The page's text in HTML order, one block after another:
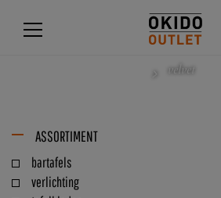
velvet
ASSORTIMENT
bartafels
verlichting